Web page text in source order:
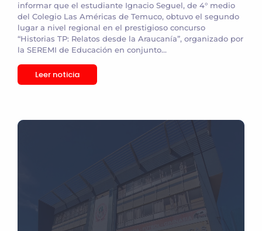
informar que el estudiante Ignacio Seguel, de 4° medio
del Colegio Las Américas de Temuco, obtuvo el segundo
lugar a nivel regional en el prestigioso concurso
“Historias TP: Relatos desde la Araucanía”, organizado por
la SEREMI de Educación en conjunto...
Leer noticia